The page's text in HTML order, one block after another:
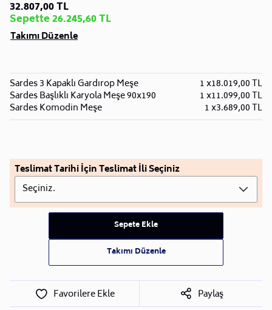
32.807,00 TL
Sepette 26.245,60 TL
Takımı Düzenle
Sardes 3 Kapaklı Gardırop Meşe 1 x18.019,00 TL
Sardes Başlıklı Karyola Meşe 90x190
1 x11.099,00 TL
Sardes Komodin Meşe
1 x3.689,00 TL
Teslimat Tarihi İçin Teslimat İli Seçiniz
Seçiniz.
Sepete Ekle
Takımı Düzenle
Favorilere Ekle
Paylaş